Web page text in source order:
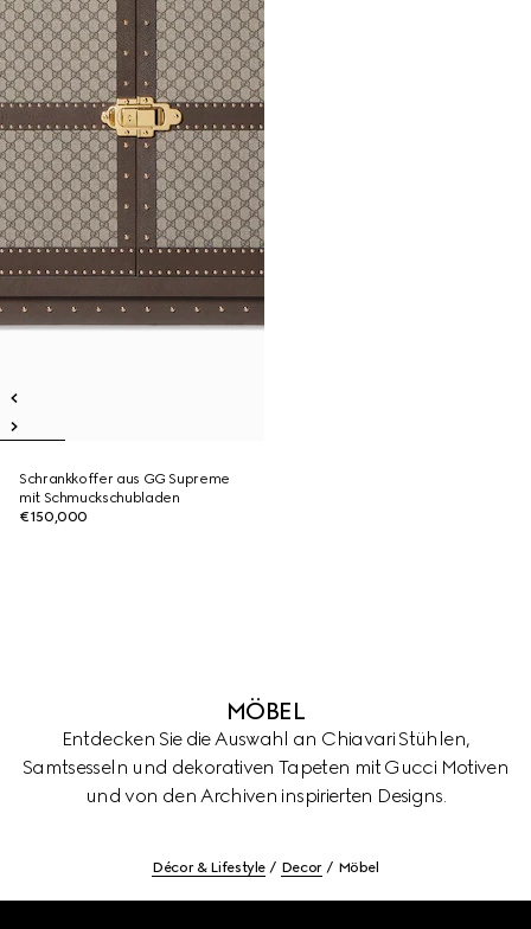
Schrankkoffer aus GG Supreme
mit Schmuckschubladen
€150,000
MÖBEL
Entdecken Sie die Auswahl an Chiavari Stühlen,
Samtsesseln und dekorativen Tapeten mit Gucci Motiven
und von den Archiven inspirierten Designs.
Décor & Lifestyle Decor Möbel